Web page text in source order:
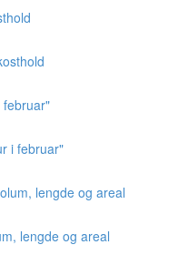
februar"
i februar"
lengde og areal
lengde og areal